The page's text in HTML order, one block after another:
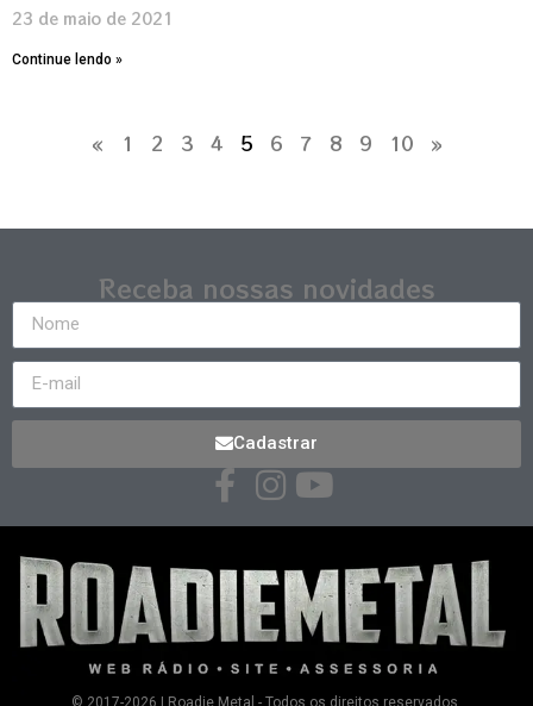
23 de maio de 2021
Continue lendo »
« 1 2 3 4 5 6 7 8 9 10 »
Receba nossas novidades
Cadastrar